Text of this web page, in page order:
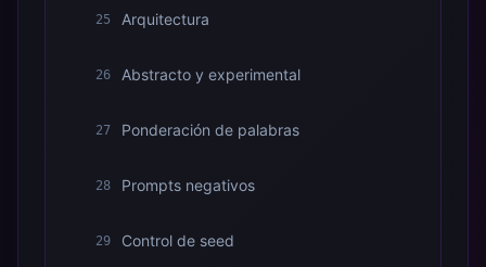
25 Arquitectura
26 Abstracto y experimental
27 Ponderación de palabras
28 Prompts negativos
29 Control de seed